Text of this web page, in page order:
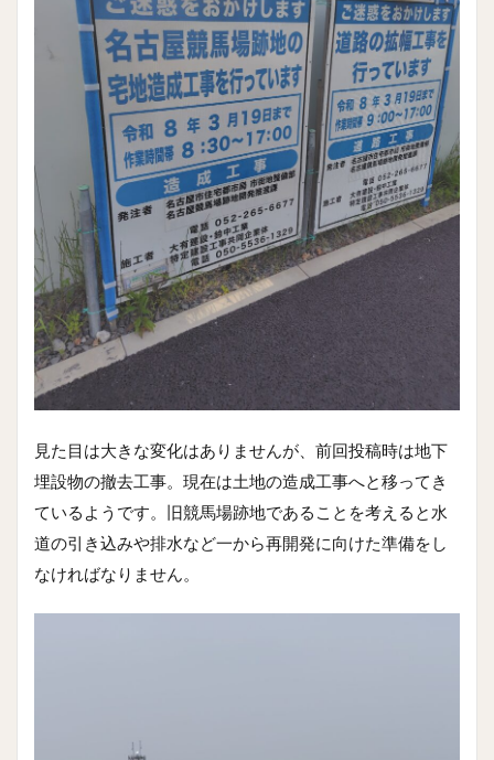
見た目は大きな変化はありませんが、前回投稿時は地下
埋設物の撤去工事。現在は土地の造成工事へと移ってき
ているようです。旧競馬場跡地であることを考えると水
道の引き込みや排水など一から再開発に向けた準備をし
なければなりません。